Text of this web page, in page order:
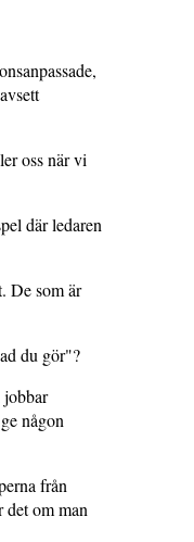
oss när vi
där ledaren
De som är
du gör"?
jobbar
någon
från
om man